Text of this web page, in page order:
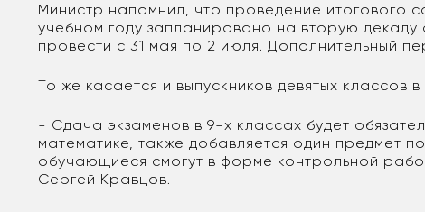
Министр напомнил, что проведение итогового
учебном году запланировано на вторую
провести с 31 мая по 2 июля. Дополнительный
То же касается и выпускников девятых классов
- Сдача экзаменов в 9-х классах будет
математике, также добавляется один предмет
обучающиеся смогут в форме контрольной
Сергей Кравцов.